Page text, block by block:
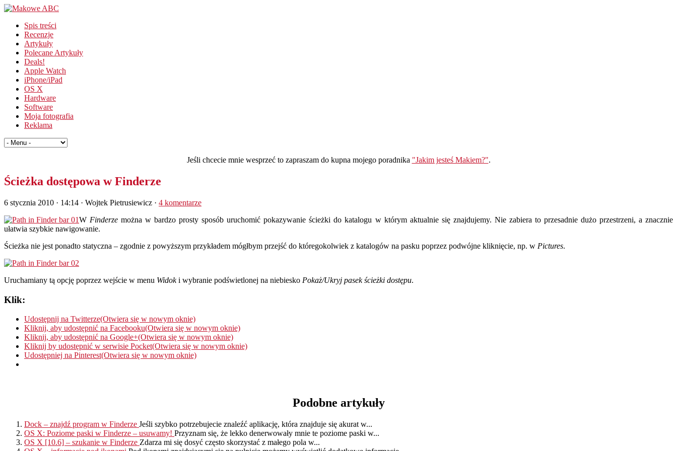
Spis treści
Recenzje
Artykuły
Polecane Artykuły
Deals!
Apple Watch
iPhone/iPad
OS X
Hardware
Software
Moja fotografia
Reklama
Jeśli chcecie mnie wesprzeć to zapraszam do kupna mojego poradnika "Jakim jesteś Makiem?".
Ścieżka dostępowa w Finderze
6 stycznia 2010 · 14:14 · Wojtek Pietrusiewicz · 4 komentarze
W Finderze można w bardzo prosty sposób uruchomić pokazywanie ścieżki do katalogu w którym aktualnie się znajdujemy. Nie zabiera to przesadnie dużo przestrzeni, a znacznie
ułatwia szybkie nawigowanie.
Ścieżka nie jest ponadto statyczna – zgodnie z powyższym przykładem mógłbym przejść do któregokolwiek z katalogów na pasku poprzez podwójne kliknięcie, np. w Pictures.
Uruchamiany tą opcję poprzez wejście w menu Widoki wybranie podświetlonej na niebiesko Pokaż/Ukryj pasek ścieżki dostępu.
Klik:
Udostępnij na Twitterze(Otwiera się w nowym oknie)
Kliknij, aby udostępnić na Facebooku(Otwiera się w nowym oknie)
Kliknij, aby udostępnić na Google+(Otwiera się w nowym oknie)
Kliknij by udostępnić w serwisie Pocket(Otwiera się w nowym oknie)
Udostępniej na Pinterest(Otwiera się w nowym oknie)
Podobne artykuły
Dock – znajdź program w Finderze Jeśli szybko potrzebujecie znaleźć aplikację, która znajduje się akurat w...
OS X: Poziome paski w Finderze – usuwamy! Przyznam się, że lekko denerwowały mnie te poziome paski w...
OS X [10.6] – szukanie w Finderze Zdarza mi się dosyć często skorzystać z małego pola w...